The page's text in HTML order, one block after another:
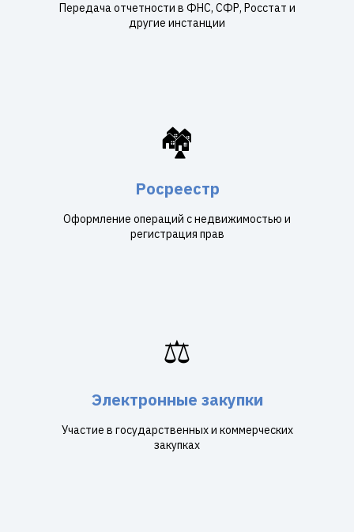
Передача отчетности в ФНС, СФР, Росстат и
другие инстанции
🏘️
Росреестр
Оформление операций с недвижимостью и
регистрация прав
⚖️
Электронные закупки
Участие в государственных и коммерческих
закупках